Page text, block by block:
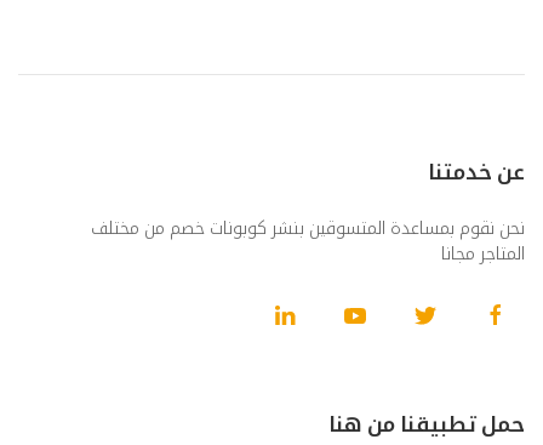
عن خدمتنا
نحن نقوم بمساعدة المتسوقين بنشر كوبونات خصم من مختلف
المتاجر مجانا
حمل تطبيقنا من هنا